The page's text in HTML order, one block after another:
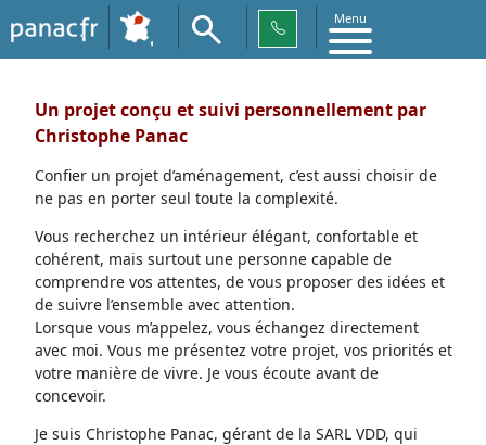
Menu
Un projet conçu et suivi personnellement par
Christophe Panac
Confier un projet d’aménagement, c’est aussi choisir de
ne pas en porter seul toute la complexité.
Vous recherchez un intérieur élégant, confortable et
cohérent, mais surtout une personne capable de
comprendre vos attentes, de vous proposer des idées et
de suivre l’ensemble avec attention.
Lorsque vous m’appelez, vous échangez directement
avec moi. Vous me présentez votre projet, vos priorités et
votre manière de vivre. Je vous écoute avant de
concevoir.
Je suis Christophe Panac, gérant de la SARL VDD, qui